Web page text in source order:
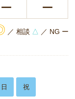
ー ー
／ 相談 △ ／ NG ー
日 祝